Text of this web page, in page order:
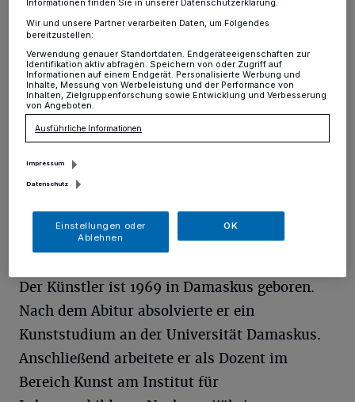
Hochdahl·Noch bis zum 26. März zeigt das
Kunsthaus Erkrath, Dorfstraße 9 bis 11, eine
Ausstellung von Kasem Al Nablsi.
20.03.2023 , 09:41 Uhr Eine Minute Lesezeit
Der Künstler ist 1969 in Damaskus geboren.
Nach dem Abitur absolvierte er ein
Kunststudium an der Universität Damaskus.
Anschließend arbeitete er als Dozent im
Bereich Kunst am Institut für
Informationen finden Sie in unserer Datenschutzerklärung.
Wir und unsere Partner verarbeiten Daten, um Folgendes
bereitzustellen:
Verwendung genauer Standortdaten. Endgeräteeigenschaften zur
Identifikation aktiv abfragen. Speichern von oder Zugriff auf
Informationen auf einem Endgerät. Personalisierte Werbung und
Inhalte, Messung von Werbeleistung und der Performance von
Inhalten, Zielgruppenforschung sowie Entwicklung und Verbesserung
von Angeboten.
Ausführliche Informationen
Impressum
Datenschutz
Einstellungen oder
Ablehnen
OK